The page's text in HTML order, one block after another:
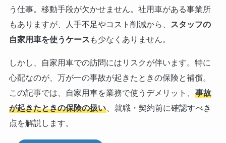
う仕事。移動手段が欠かせません。社用車がある事業所
もありますが、人手不足やコスト削減から、 スタッフの
自家用車を使うケース も少なくありません。
しかし、自家用車での訪問にはリスクが伴います。特に
心配なのが、万が一の事故が起きたときの保険と補償。
この記事では、自家用車を業務で使うデメリット、 事故
が起きたときの保険の扱い、就職・契約前に確認すべき
点を解説します。